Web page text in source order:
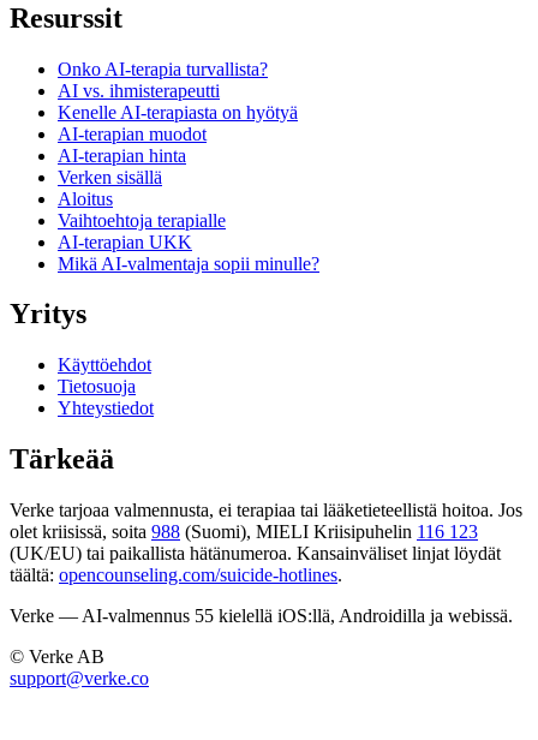
Resurssit
Onko AI-terapia turvallista?
AI vs. ihmisterapeutti
Kenelle AI-terapiasta on hyötyä
AI-terapian muodot
AI-terapian hinta
Verken sisällä
Aloitus
Vaihtoehtoja terapialle
AI-terapian UKK
Mikä AI-valmentaja sopii minulle?
Yritys
Käyttöehdot
Tietosuoja
Yhteystiedot
Tärkeää
Verke tarjoaa valmennusta, ei terapiaa tai lääketieteellistä hoitoa. Jos
olet kriisissä, soita 988 (Suomi), MIELI Kriisipuhelin 116 123
(UK/EU) tai paikallista hätänumeroa. Kansainväliset linjat löydät
täältä: opencounseling.com/suicide-hotlines.
Verke — AI-valmennus 55 kielellä iOS:llä, Androidilla ja webissä.
© Verke AB
support@verke.co